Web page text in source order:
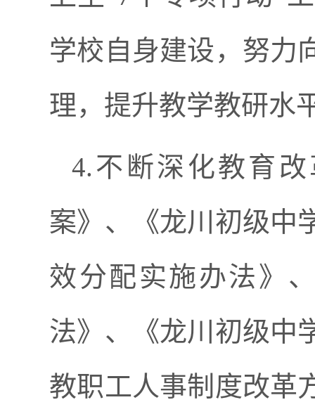
学校自身建设，努力
理，提升教学教研水
4.不断深化教育
案》、《龙川初级中
效分配实施办法》
法》、《龙川初级中
教职工人事制度改革